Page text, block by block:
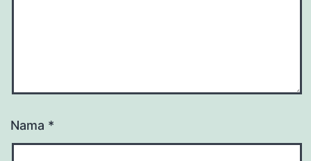
Nama *